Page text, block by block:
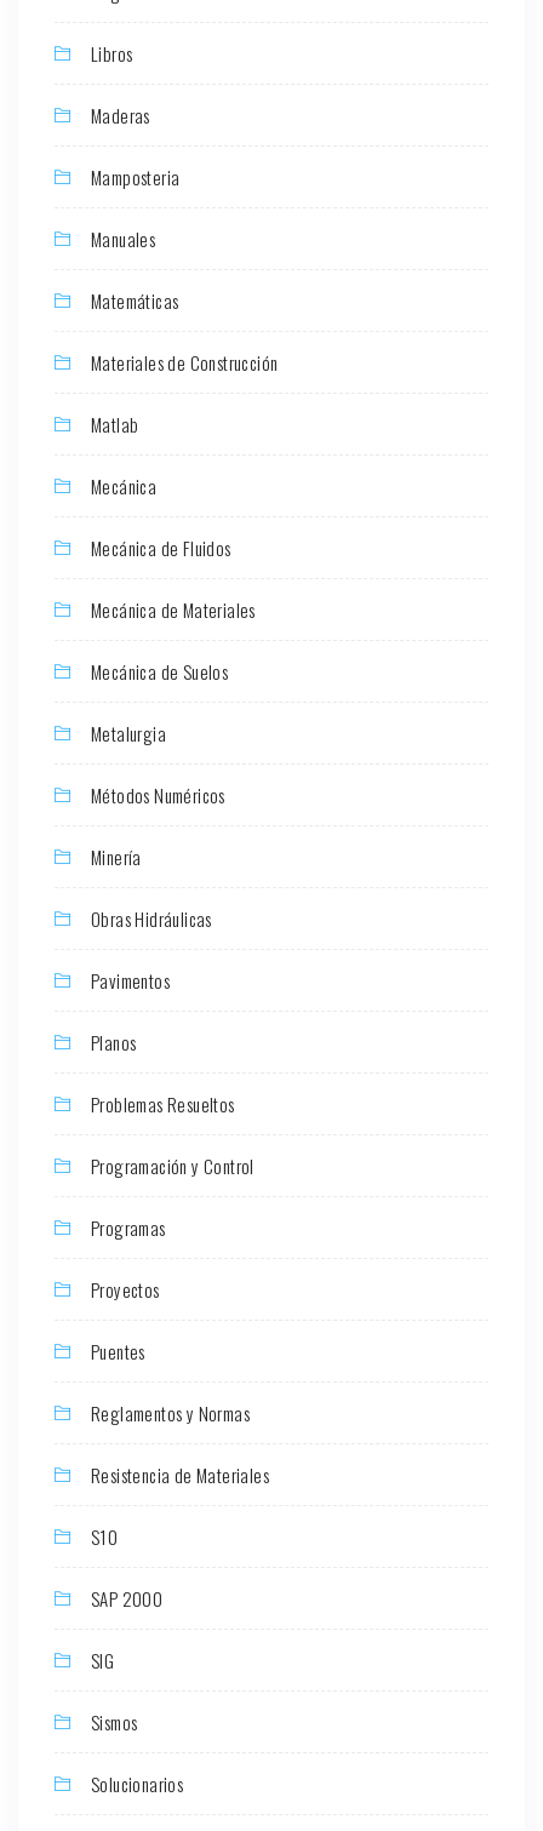
Libros
Maderas
Mamposteria
Manuales
Matemáticas
Materiales de Construcción
Matlab
Mecánica
Mecánica de Fluidos
Mecánica de Materiales
Mecánica de Suelos
Metalurgia
Métodos Numéricos
Minería
Obras Hidráulicas
Pavimentos
Planos
Problemas Resueltos
Programación y Control
Programas
Proyectos
Puentes
Reglamentos y Normas
Resistencia de Materiales
S10
SAP 2000
SIG
Sismos
Solucionarios